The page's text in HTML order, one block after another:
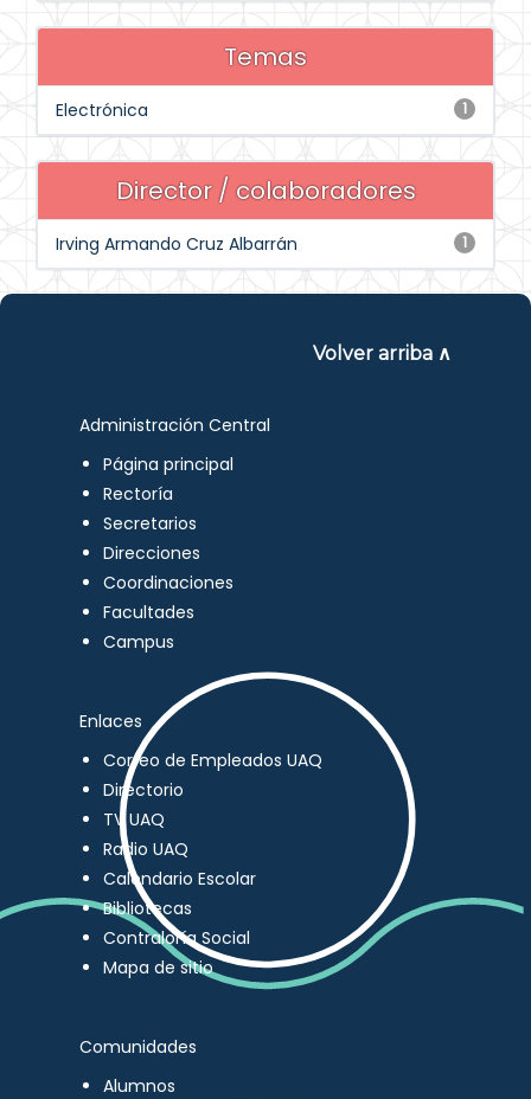
Temas
1
Electrónica
Director / colaboradores
1
Irving Armando Cruz Albarrán
Volver arriba ∧
Administración Central
Página principal
Rectoría
Secretarios
Direcciones
Coordinaciones
Facultades
Campus
Enlaces
Correo de Empleados UAQ
Directorio
TV UAQ
Radio UAQ
Calendario Escolar
Bibliotecas
Contraloría Social
Mapa de sitio
Comunidades
Alumnos